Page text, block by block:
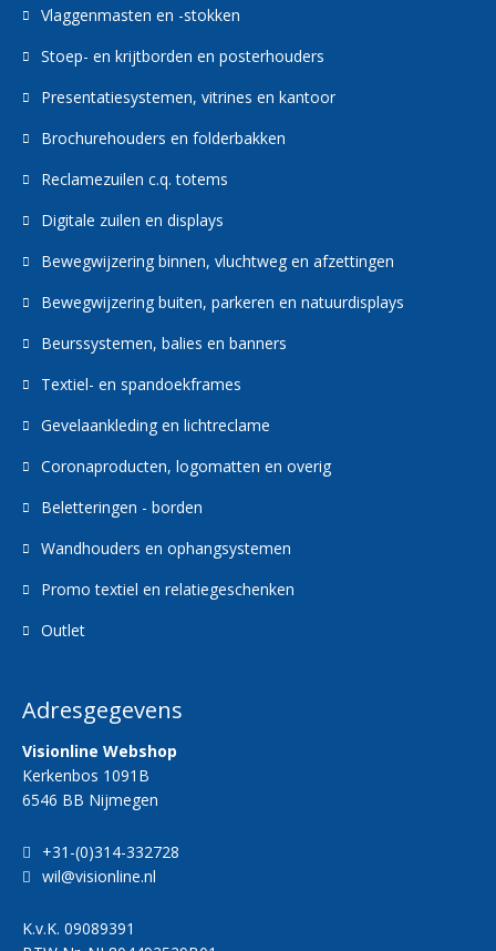
Adresgegevens
Visionline Webshop
Kerkenbos 1091B
6546 BB Nijmegen
+31-(0)314-332728
wil@visionline.nl
K.v.K. 09089391
Vlaggenmasten en -stokken
Stoep- en krijtborden en posterhouders
Presentatiesystemen, vitrines en kantoor
Brochurehouders en folderbakken
Reclamezuilen c.q. totems
Digitale zuilen en displays
Bewegwijzering binnen, vluchtweg en afzettingen
Bewegwijzering buiten, parkeren en natuurdisplays
Beurssystemen, balies en banners
Textiel- en spandoekframes
Gevelaankleding en lichtreclame
Coronaproducten, logomatten en overig
Beletteringen - borden
Wandhouders en ophangsystemen
Promo textiel en relatiegeschenken
Outlet